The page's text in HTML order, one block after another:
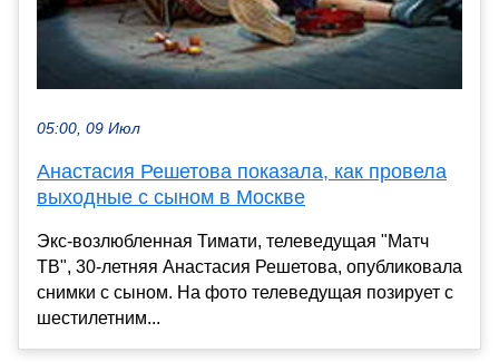
05:00, 09 Июл
Анастасия Решетова показала, как провела
выходные с сыном в Москве
Экс-возлюбленная Тимати, телеведущая "Матч
ТВ", 30-летняя Анастасия Решетова, опубликовала
снимки с сыном. На фото телеведущая позирует с
шестилетним...